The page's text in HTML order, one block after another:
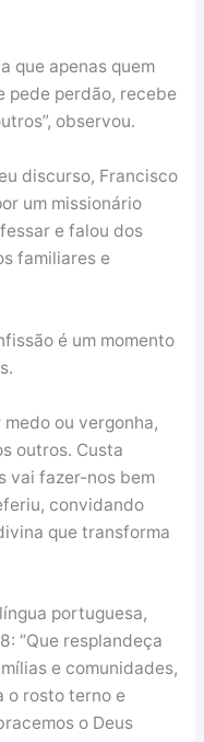
que apenas quem
pede perdão, recebe
observou.
discurso, Francisco
um missionário
e falou dos
familiares e
é um momento
ou vergonha,
outros. Custa
vai fazer-nos bem
convidando
que transforma
portuguesa,
“Que resplandeça
e comunidades,
o rosto terno e
o Deus